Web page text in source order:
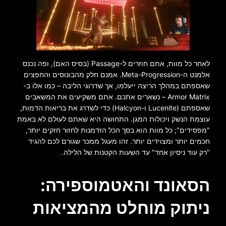
לאחר כל מוות, אתם חוזרים ל-Passage (בסיס האם), ופה נכנס
אלמנט ה-Meta-Progression. אמנם חלק מהבונוסים והחפצים
שאספתם במהלך הריצה ייעלמו, אך שדרוגי הליבה – כמו אלו ב-
Armor Matrix – נשארים אתכם. אתם משקיעים את המשאבים
שאספתם (Lucenite ו-Halcyon) כדי לשדרג את בריאות הדמות,
עוצמת הנשק ויכולות המגן. התחושה היא שאתם לעולם לא באמת
"מפסידים"; כל מוות הוא בסך הכל הזדמנות לחזור חזקים יותר,
חכמים יותר ומצוידים יותר. זהו מעגל ממכר שגורם לכם להגיד
"רק עוד ניסיון אחד" עד השעות הקטנות של הלילה.
הסאונד והאטמוספירה:
ניתוק מוחלט מהמציאות